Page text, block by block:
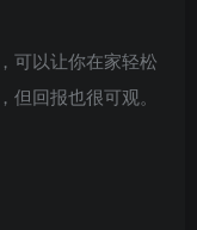
可以让你在家轻松
但回报也很可观。